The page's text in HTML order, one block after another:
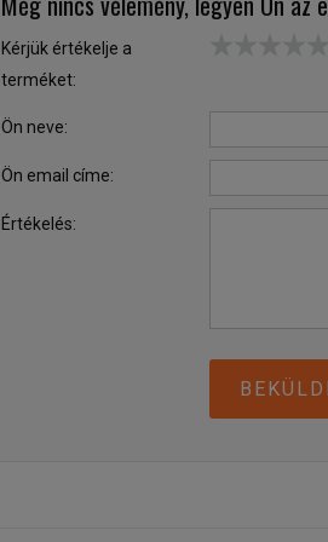
Kérjük értékelje a
terméket:
Ön neve:
Ön email címe:
Értékelés: